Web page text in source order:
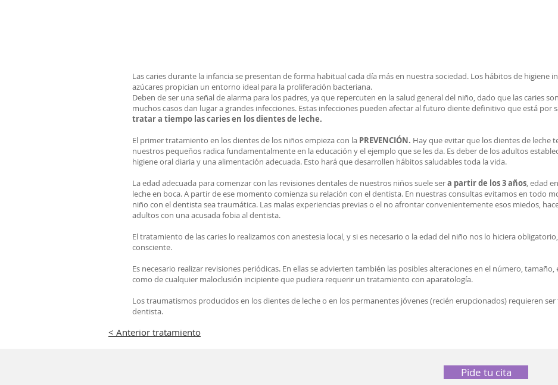
Las caries durante la infancia se presentan de forma habitual cada día más en nuestra sociedad. Los hábitos de higiene
azúcares propician un entorno ideal para la proliferación bacteriana.
Deben de ser una señal de alarma para los padres, ya que repercuten en la salud general del niño, dado que las caries
muchos casos dan lugar a grandes infecciones. Estas infecciones pueden afectar al futuro diente definitivo que está por
tratar a tiempo las caries en los dientes de leche.
El primer tratamiento en los dientes de los niños empieza con la PREVENCIÓN. Hay que evitar que los dientes de leche
nuestros pequeños radica fundamentalmente en la educación y el ejemplo que se les da. Es deber de los adultos
higiene oral diaria y una alimentación adecuada. Esto hará que desarrollen hábitos saludables toda la vida.
La edad adecuada para comenzar con las revisiones dentales de nuestros niños suele sera partir de los 3 años, edad
leche en boca. A partir de ese momento comienza su relación con el dentista. En nuestras consultas evitamos en todo
niño con el dentista sea traumática. Las malas experiencias previas o el no afrontar convenientemente esos miedos,
adultos con una acusada fobia al dentista.
El tratamiento de las caries lo realizamos con anestesia local, y si es necesario o la edad del niño nos lo hiciera
consciente.
Es necesario realizar revisiones periódicas. En ellas se advierten también las posibles alteraciones en el número,
como de cualquier maloclusión incipiente que pudiera requerir un tratamiento con aparatología.
Los traumatismos producidos en los dientes de leche o en los permanentes jóvenes (recién erupcionados) requieren
dentista.
< Anterior tratamiento
Pide tu cita